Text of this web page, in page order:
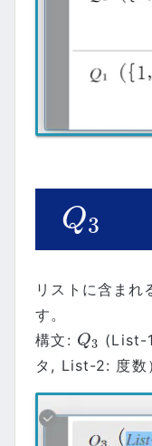
Q3
Q3
リストに含まれ
す。
構文: Q3
Q3 (List-
タ, List-2: 度数